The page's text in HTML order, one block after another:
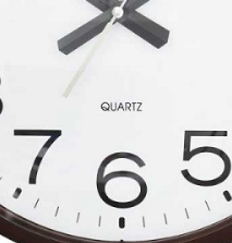
178
D-
25